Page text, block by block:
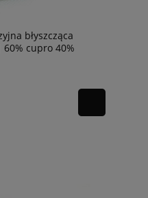
błyszcząca
cupro 40%